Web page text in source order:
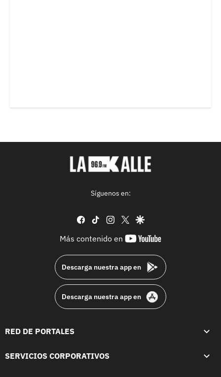
Síguenos en:
facebook
tiktok instagram
twittergoogle
Más contenido en
youtube-
Descarga nuestra app en
Descarga nuestra app en
RED DE PORTALES
SERVICIOS CORPORATIVOS